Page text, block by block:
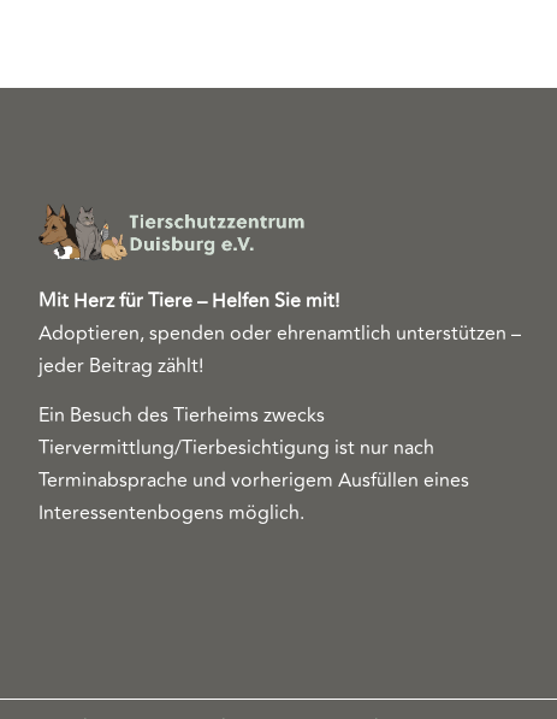
Mit Herz für Tiere – Helfen Sie mit!
Adoptieren, spenden oder ehrenamtlich unterstützen –
jeder Beitrag zählt!
Ein Besuch des Tierheims zwecks
Tiervermittlung/Tierbesichtigung ist nur nach
Terminabsprache und vorherigem Ausfüllen eines
Interessentenbogens möglich.